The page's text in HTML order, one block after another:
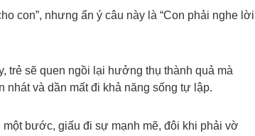
con”, nhưng ẩn ý câu này là “Con phải nghe lời
trẻ sẽ quen ngồi lại hưởng thụ thành quả mà
và dần mất đi khả năng sống tự lập.
bước, giấu đi sự mạnh mẽ, đôi khi phải vờ